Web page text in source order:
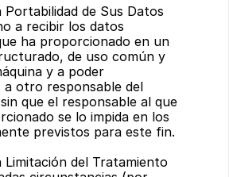
Portabilidad de Sus Datos
a recibir los datos
ha proporcionado en un
de uso común y
y a poder
otro responsable del
que el responsable al que
se lo impida en los
previstos para este fin.
Limitación del Tratamiento